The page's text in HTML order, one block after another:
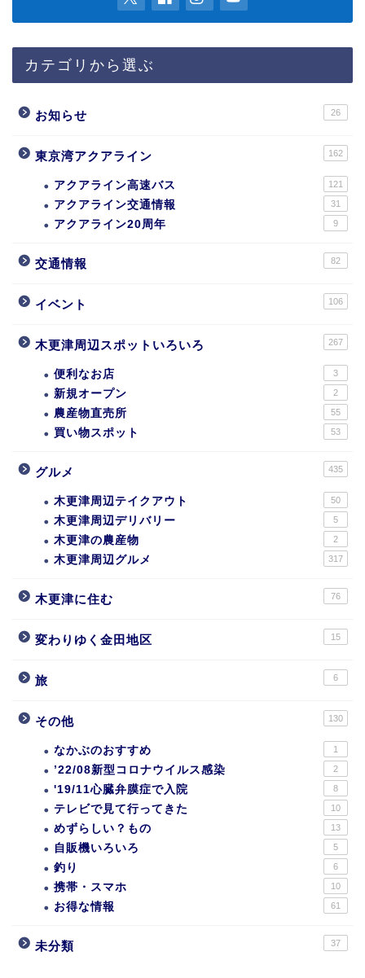
カテゴリから選ぶ
お知らせ 26
東京湾アクアライン 162
アクアライン高速バス 121
アクアライン交通情報 31
アクアライン20周年 9
交通情報 82
イベント 106
木更津周辺スポットいろいろ 267
便利なお店 3
新規オープン 2
農産物直売所 55
買い物スポット 53
グルメ 435
木更津周辺テイクアウト 50
木更津周辺デリバリー 5
木更津の農産物 2
木更津周辺グルメ 317
木更津に住む 76
変わりゆく金田地区 15
旅 6
その他 130
なかぶのおすすめ 1
’22/08新型コロナウイルス感染 2
'19/11心臓弁膜症で入院 8
テレビで見て行ってきた 10
めずらしい？もの 13
自販機いろいろ 5
釣り 6
携帯・スマホ 10
お得な情報 61
未分類 37